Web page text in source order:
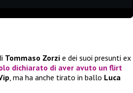
Tommaso Zorzi e dei suoi presunti ex
dichiarato di aver avuto un flirt
, ma ha anche tirato in ballo Luca